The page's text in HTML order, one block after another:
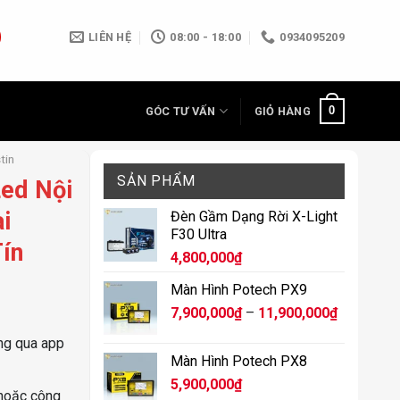
LIÊN HỆ 08:00 - 18:00 0934095209
GÓC TƯ VẤN GIỎ HÀNG 0
Nội
qua app
công
SẢN PHẨM
Đèn Gầm Dạng Rời X-Light
F30 Ultra
4,800,000₫
Màn Hình Potech PX9
7,900,000₫ – 11,900,000₫Khoảng
Màn Hình Potech PX8
5,900,000₫